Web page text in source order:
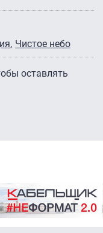
Чистое небо
оставлять